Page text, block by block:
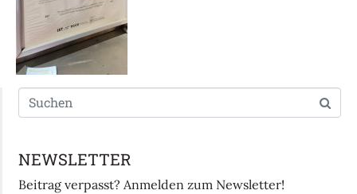
NEWSLETTER
Beitrag verpasst? Anmelden zum Newsletter!